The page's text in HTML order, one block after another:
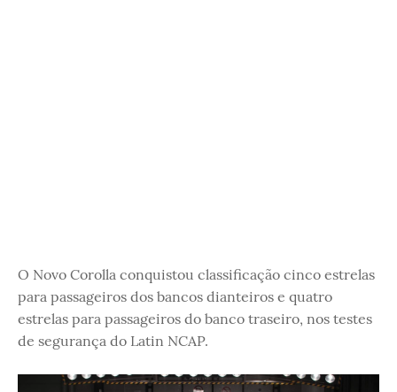
O Novo Corolla conquistou classificação cinco estrelas
para passageiros dos bancos dianteiros e quatro
estrelas para passageiros do banco traseiro, nos testes
de segurança do Latin NCAP.